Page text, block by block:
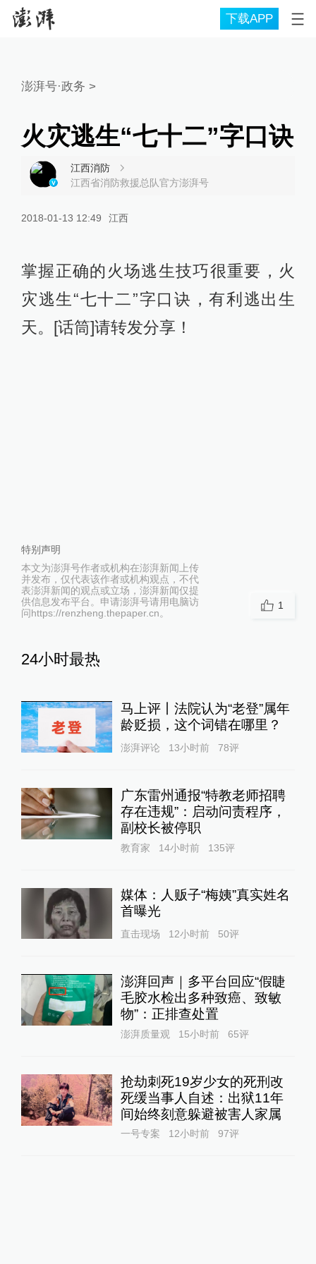
下载APP
澎湃号·政务 >
火灾逃生“七十二”字口诀
江西消防
江西省消防救援总队官方澎湃号
2018-01-13 12:49 江西
掌握正确的火场逃生技巧很重要，火
灾逃生“七十二”字口诀，有利逃出生
天。[话筒]请转发分享！
特别声明
本文为澎湃号作者或机构在澎湃新闻上传
并发布，仅代表该作者或机构观点，不代
表澎湃新闻的观点或立场，澎湃新闻仅提
供信息发布平台。申请澎湃号请用电脑访
问https://renzheng.thepaper.cn。
1
24小时最热
马上评丨法院认为“老登”属年
龄贬损，这个词错在哪里？
澎湃评论 13小时前 78评
广东雷州通报“特教老师招聘
存在违规”：启动问责程序，
副校长被停职
教育家 14小时前 135评
媒体：人贩子“梅姨”真实姓名
首曝光
直击现场 12小时前 50评
澎湃回声｜多平台回应“假睫
毛胶水检出多种致癌、致敏
物”：正排查处置
澎湃质量观 15小时前 65评
抢劫刺死19岁少女的死刑改
死缓当事人自述：出狱11年
间始终刻意躲避被害人家属
一号专案 12小时前 97评